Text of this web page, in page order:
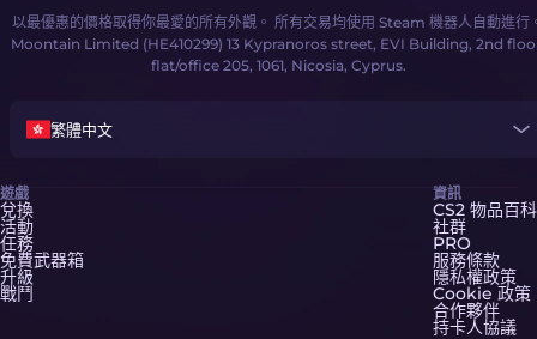
以最優惠的價格取得你最愛的所有外觀。 所有交易均使用 Steam 機器人自動進行
Moontain Limited (HE410299) 13 Kypranoros street, EVI Building, 2nd
flat/office 205, 1061, Nicosia, Cyprus.
繁體中文
遊戲
兌換
活動
任務
免費武器箱
升級
戰鬥
資訊
CS2 物品百科
社群
PRO
服務條款
隱私權政策
Cookie 政策
合作夥伴
持卡人協議